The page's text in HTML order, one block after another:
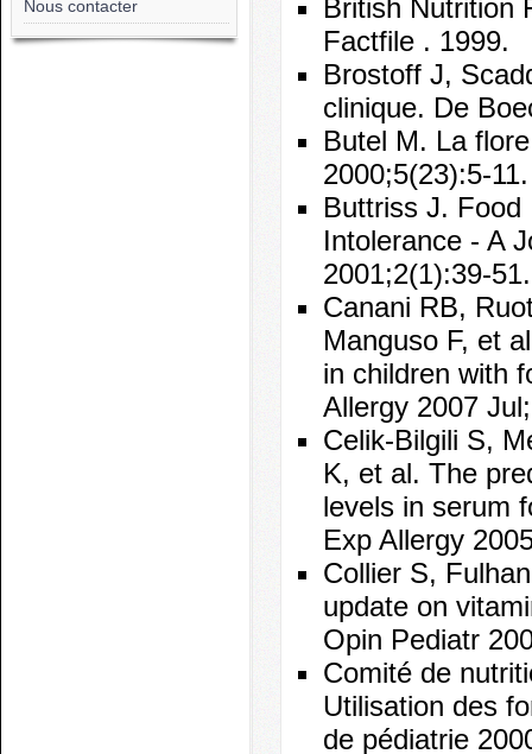
Nous contacter
British Nutrition
Factfile . 1999.
Brostoff J,
clinique. De
Butel M. La
2000;5(23):5-11.
Buttriss J. Food
Intolerance - A
2001;2(1):39-51.
Canani RB,
Manguso F, et
in children with
Allergy 2007
Celik-Bilgili S,
K, et al. The
levels in serum
Exp Allergy
Collier S,
update on
Opin Pediatr
Comité de
Utilisation des
de pédiatrie